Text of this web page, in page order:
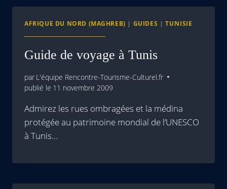
AFRIQUE DU NORD (MAGHREB) | GUIDES |TUNISIE
Guide de voyage à Tunis
par L'équipe Rencontre-Tourisme-Culturel.fr
publié le 11 novembre 2009
Admirez les rues ombragées et la médina
protégée au patrimoine mondial de l’UNESCO
à Tunis…